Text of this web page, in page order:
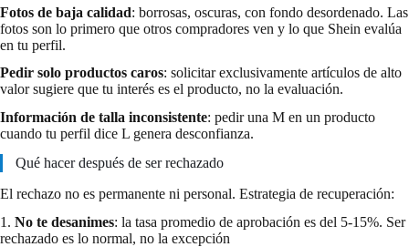
Fotos de baja calidad: borrosas, oscuras, con fondo desordenado. Las
fotos son lo primero que otros compradores ven y lo que Shein evalúa
en tu perfil.
Pedir solo productos caros: solicitar exclusivamente artículos de alto
valor sugiere que tu interés es el producto, no la evaluación.
Información de talla inconsistente: pedir una M en un producto
cuando tu perfil dice L genera desconfianza.
Qué hacer después de ser rechazado
El rechazo no es permanente ni personal. Estrategia de recuperación:
1. No te desanimes: la tasa promedio de aprobación es del 5-15%. Ser
rechazado es lo normal, no la excepción